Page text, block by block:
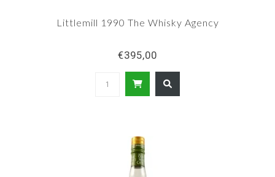
Littlemill 1990 The Whisky Agency
€395,00